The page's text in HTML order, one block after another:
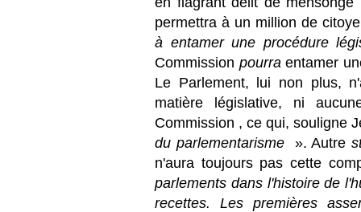
permettra à un million de
à entamer une procédure
Commission pourraentamer
Le Parlement, lui non plus,
matière législative, ni
Commission , ce qui, souligne
du parlementarisme
». Autre
n'aura toujours pas cette
parlements dans l'histoire de
recettes. Les premières